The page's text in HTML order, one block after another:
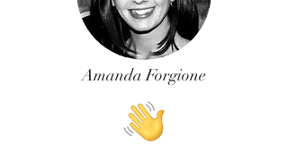
Amanda Forgione